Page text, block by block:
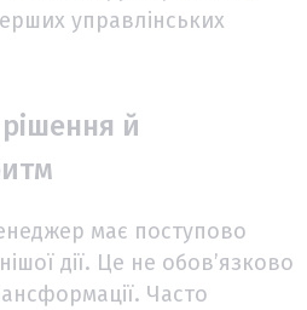
управлінських
й
має поступово
дії. Це не обов’язково
Часто